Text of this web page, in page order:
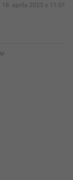
18. apríla 2023 o 11:01